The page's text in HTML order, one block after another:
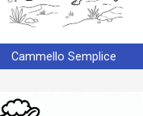
Cammello Semplice